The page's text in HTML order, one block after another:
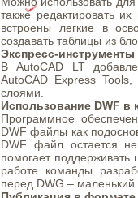
также редактировать
встроены легкие в
создавать таблицы из
Экспресс-
В AutoCAD LT
AutoCAD Express
слоями.
Использование DWF в
Программное
DWF файлы как
DWF файл остается
помогает поддерживать
работе команды
перед DWG –